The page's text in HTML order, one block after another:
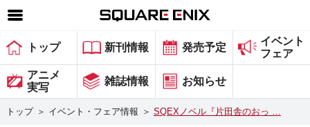
SQUARE ENIX 公式サイトメニュー
ゲーム
マガジン＆ブックス
トップ 新刊情報 発売予定
イベント
フェア
アニメ
実写
雑誌情報 お知らせ
トップ ＞ イベント・フェア情報 ＞ SQEXノベル『片田舎のおっ …